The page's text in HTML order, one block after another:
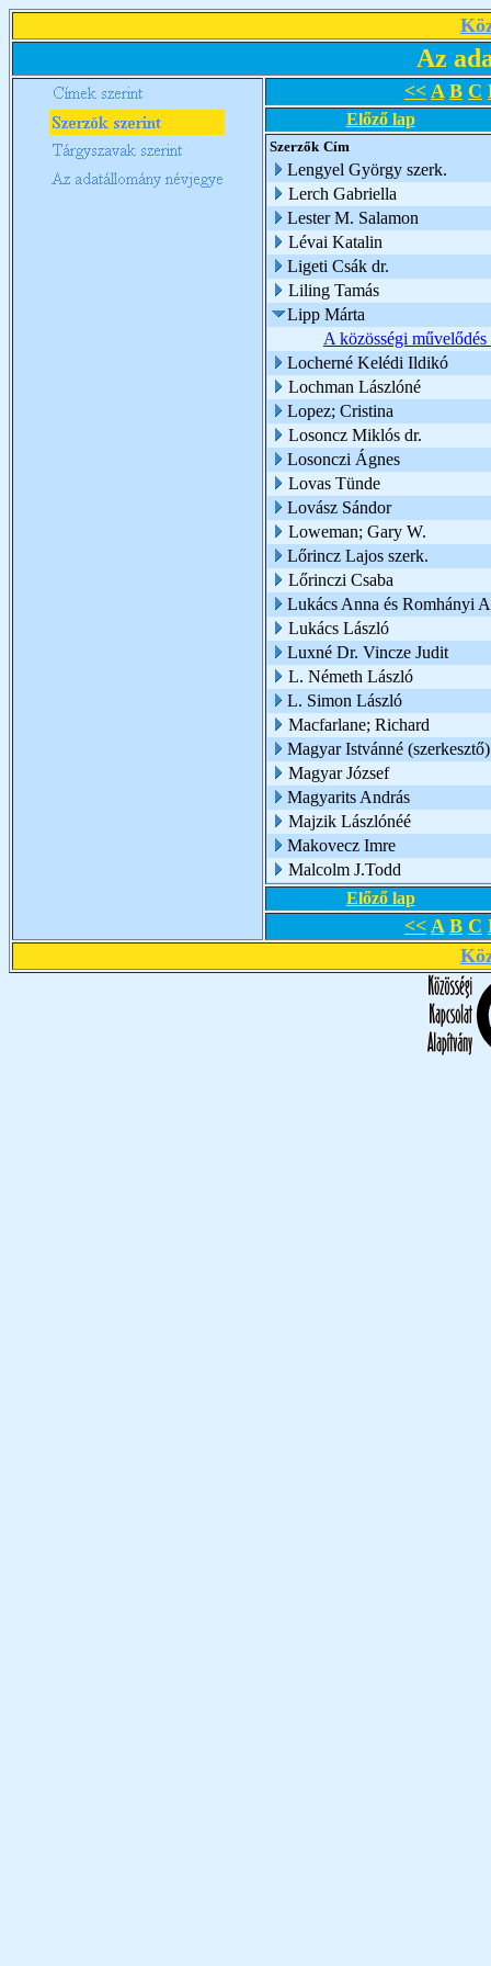
Az
<< A B C
Előző lap
Szerzők Cím
Lengyel György szerk.
Lerch Gabriella
Lester M. Salamon
Lévai Katalin
Ligeti Csák dr.
Liling Tamás
Lipp Márta
A közösségi
Locherné Kelédi Ildikó
Lochman Lászlóné
Lopez; Cristina
Losoncz Miklós dr.
Losonczi Ágnes
Lovas Tünde
Lovász Sándor
Loweman; Gary W.
Lőrincz Lajos szerk.
Lőrinczi Csaba
Lukács Anna és Romhányi
Lukács László
Luxné Dr. Vincze Judit
L. Németh László
L. Simon László
Macfarlane; Richard
Magyar Istvánné (szerkesztő)
Magyar József
Magyarits András
Majzik Lászlónéé
Makovecz Imre
Malcolm J.Todd
Előző lap
<< A B C